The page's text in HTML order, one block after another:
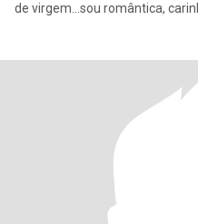
de virgem...sou romântica,